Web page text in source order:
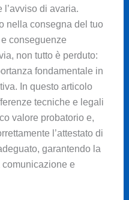
l’avviso di avaria.
nella consegna del tuo
conseguenze
non tutto è perduto:
fondamentale in
In questo articolo
tecniche e legali
valore probatorio e,
l’attestato di
garantendo la
e